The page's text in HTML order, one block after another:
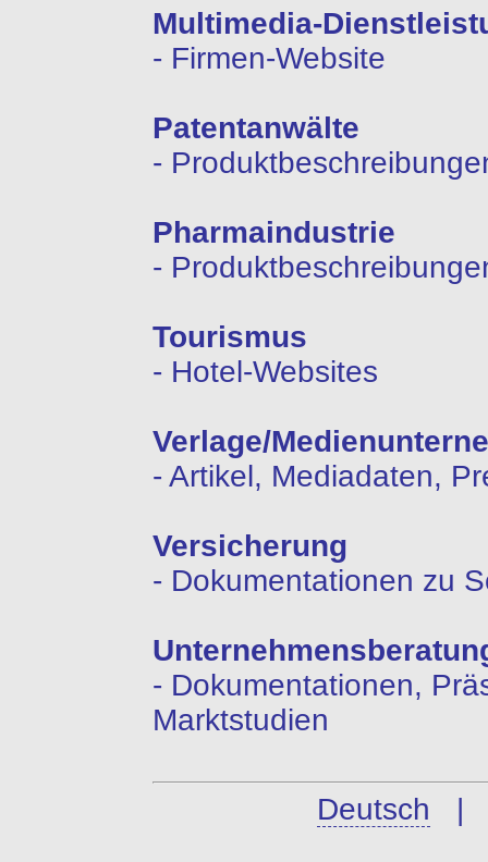
Multimedia-
- Firmen-Website
Patentanwälte
-
Pharmaindustrie
-
Tourismus
- Hotel-Websites
Verlage/
- Artikel, Mediadaten,
Versicherung
- Dokumentationen zu
- Dokumentationen,
Marktstudien
Deutsch